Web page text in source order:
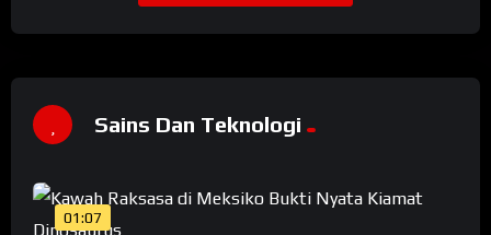
Sains Dan Teknologi
01:07